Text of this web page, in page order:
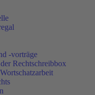
-vorträge
Rechtschreibbox